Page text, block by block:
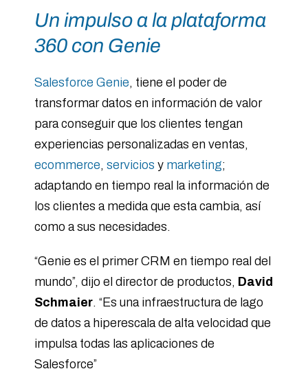
Un impulso a la plataforma
360 con Genie
Salesforce Genie, tiene el poder de
transformar datos en información de valor
para conseguir que los clientes tengan
experiencias personalizadas en ventas,
ecommerce, servicios ymarketing;
adaptando en tiempo real la información de
los clientes a medida que esta cambia, así
como a sus necesidades.
“Genie es el primer CRM en tiempo real del
mundo”, dijo el director de productos, David
Schmaier. “Es una infraestructura de lago
de datos a hiperescala de alta velocidad que
impulsa todas las aplicaciones de
Salesforce”